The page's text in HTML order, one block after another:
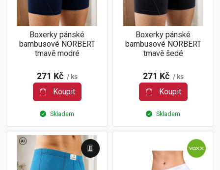
Boxerky pánské
bambusové NORBERT
tmavě modré
271 Kč / ks
Koupit
Skladem
Boxerky pánské
bambusové NORBERT
tmavě šedé
271 Kč / ks
Koupit
Skladem